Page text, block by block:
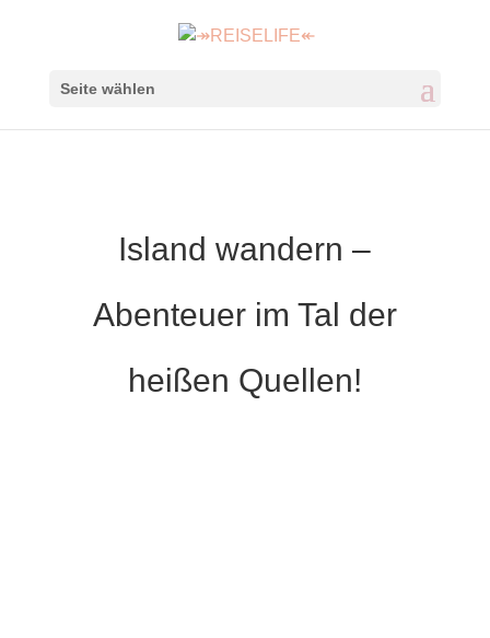
Seite wählen
Island wandern –
Abenteuer im Tal der
heißen Quellen!